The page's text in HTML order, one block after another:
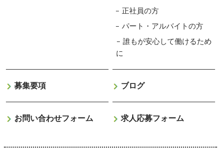
正社員の方
パート・アルバイトの方
誰もが安心して働けるため
に
募集要項 ブログ
お問い合わせフォーム 求人応募フォーム